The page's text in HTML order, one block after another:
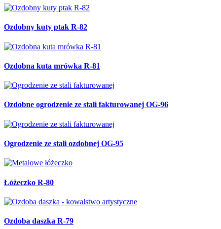
Ozdobny kuty ptak R-82
Ozdobna kuta mrówka R-81
Ozdobne ogrodzenie ze stali fakturowanej OG-96
Ogrodzenie ze stali ozdobnej OG-95
Łóżeczko R-80
Ozdoba daszka R-79